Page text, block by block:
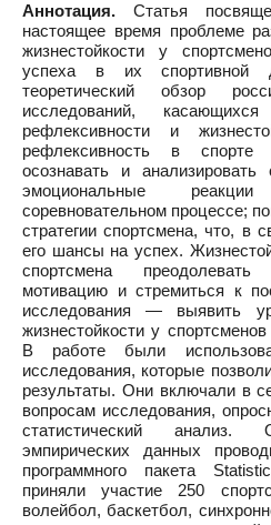
Аннотация. Статья
настоящее время проблеме
жизнестойкости у
успеха в их спортивной
теоретический обзор
исследований,
рефлексивности и
рефлексивность в спорте
осознавать и
эмоциональные
соревновательном процессе;
стратегии спортсмена, что, в
его шансы на успех.
спортсмена
мотивацию и стремиться к
исследования — выявить
жизнестойкости у
В работе были
исследования, которые
результаты. Они включали в
вопросам исследования,
статистический
эмпирических данных
программного пакета
приняли участие 250
волейбол, баскетбол,